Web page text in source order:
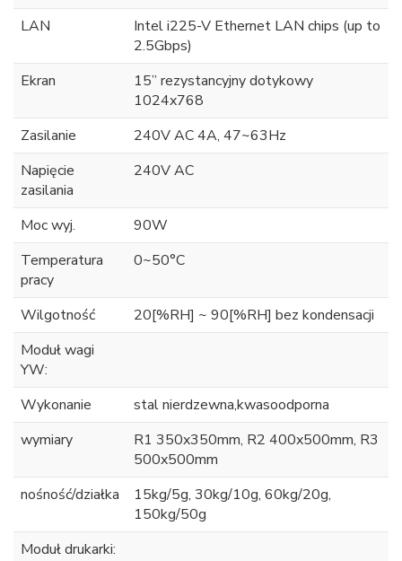
LAN
Intel i225-V Ethernet LAN chips (up to
2.5Gbps)
Ekran
15” rezystancyjny dotykowy
1024x768
Zasilanie
240V AC 4A, 47~63Hz
Napięcie
zasilania
240V AC
Moc wyj.
90W
Temperatura
pracy
0~50°C
Wilgotność
20[%RH] ~ 90[%RH] bez kondensacji
Moduł wagi
YW:
Wykonanie
stal nierdzewna,kwasoodporna
wymiary
R1 350x350mm, R2 400x500mm, R3
500x500mm
nośność/działka
15kg/5g, 30kg/10g, 60kg/20g,
150kg/50g
Moduł drukarki: